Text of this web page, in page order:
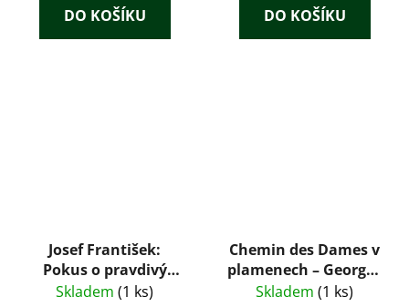
DO KOŠÍKU DO KOŠÍKU
Josef František:
Pokus o pravdivý
příběh
Skladem (1 ks)
Chemin des Dames v
plamenech – Georges
Gaudy (1929)
Skladem (1 ks)